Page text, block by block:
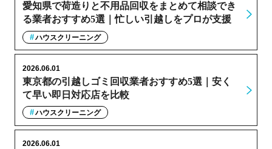
愛知県で荷造りと不用品回収をまとめて相談でき
る業者おすすめ5選｜忙しい引越しをプロが支援
ハウスクリーニング
東京都の引越しゴミ回収業者おすすめ5選｜安く
て早い即日対応店を比較
2026.06.01
ハウスクリーニング
2026.06.01